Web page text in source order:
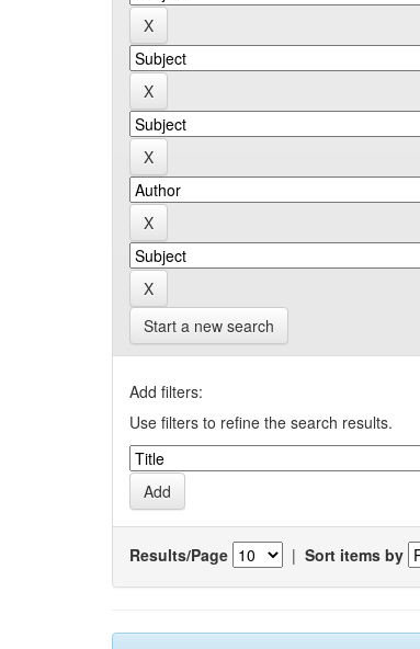
Start a new search
Add filters:
Use filters to refine the search results.
Results/Page | Sort items by